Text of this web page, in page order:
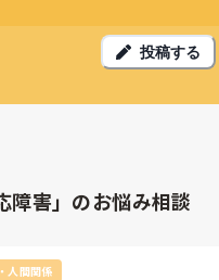
投稿する
障害」のお悩み相談
人間関係